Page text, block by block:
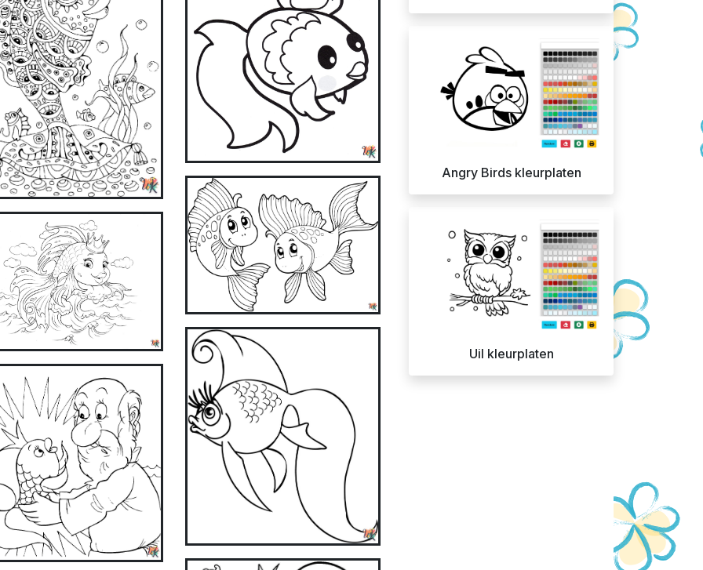
Angry Birds kleurplaten
Uil kleurplaten
coloring easier and more fun with our app. Download
Get it on Google
Play
Available on the
App Store